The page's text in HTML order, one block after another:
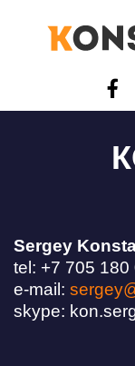
Sergey
tel: +7 705
e-mail:
skype: